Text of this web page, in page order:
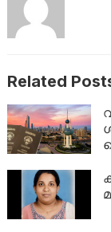
Related